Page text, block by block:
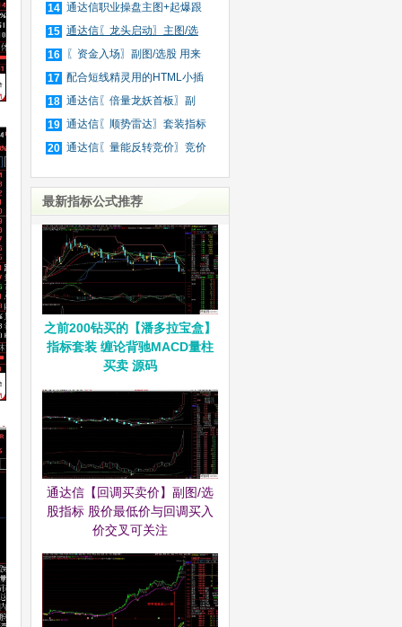
装
14 通达信职业操盘主图+起爆跟
庄
15 通达信〖龙头启动〗主图/选
股
16
〖资金入场〗副图/选股 用来
抓
17 配合短线精灵用的HTML小插
件
18 通达信〖倍量龙妖首板〗副
图/
19 通达信〖顺势雷达〗套装指标
20 通达信〖量能反转竞价〗竞价
最新指标公式推荐
之前200钻买的【潘多拉宝盒】
指标套装 缠论背驰MACD量柱
买卖 源码
通达信【回调买卖价】副图/选
股指标 股价最低价与回调买入
价交叉可关注